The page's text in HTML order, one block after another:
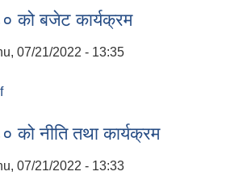
को बजेट कार्यक्रम
07/21/2022 - 13:35
नीति तथा कार्यक्रम
07/21/2022 - 13:33